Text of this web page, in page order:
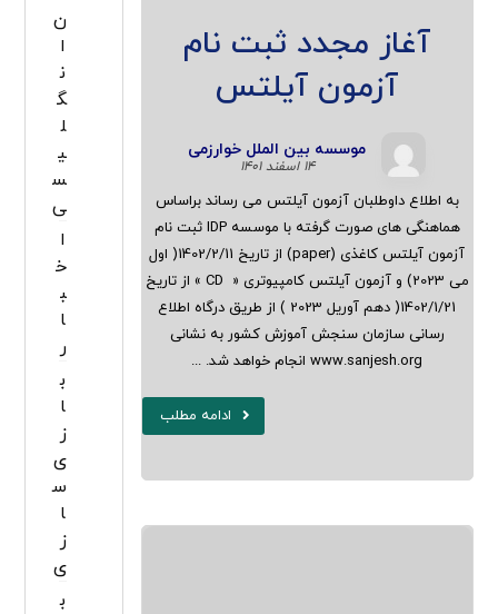
آغاز مجدد ثبت نام
آزمون آیلتس
موسسه بین الملل خوارزمی
۱۴ اسفند ۱۴۰۱
به اطلاع داوطلبان آزمون آیلتس می رساند براساس
هماهنگی های صورت گرفته با موسسه IDP ثبت نام
آزمون آیلتس کاغذی (paper) از تاریخ 1402/2/11( اول
می 2023) و آزمون آیلتس کامپیوتری « CD » از تاریخ
1402/1/21( دهم آوریل 2023 ) از طریق درگاه اطلاع
رسانی سازمان سنجش آموزش کشور به نشانی
www.sanjesh.org انجام خواهد شد. ...
ادامه مطلب
ن
ا
ن
گ
ل
ی
س
ی
ا
خ
ب
ا
ر
ب
ا
ز
ی
س
ا
ز
ی
ب